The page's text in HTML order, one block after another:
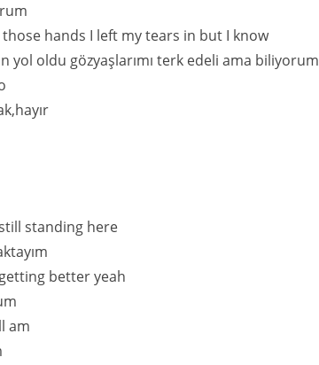
hands I left my tears in but I know
yol oldu gözyaşlarımı terk edeli ama biliyorum
standing here
better yeah
am